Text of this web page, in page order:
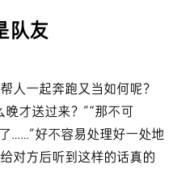
队友
人一起奔跑又当如何呢？
才送过来？”“那不可
……”好不容易处理好一处地
对方后听到这样的话真的